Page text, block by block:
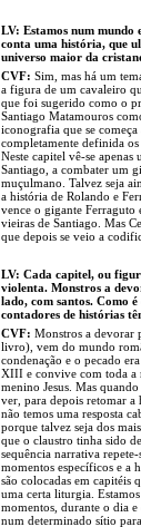
LV: Estamos num mundo
conta uma história, que
universo maior da
CVF: Sim, mas há um
a figura de um cavaleiro
que foi sugerido como o
Santiago Matamouros
iconografia que se
completamente definida
Neste capitel vê-se
Santiago, a combater um
muçulmano. Talvez seja
a história de Rolando e
vence o gigante Ferraguto
vieiras de Santiago. Mas
que depois se veio a
LV: Cada capitel, ou
violenta. Monstros a
lado, com santos. Como é
contadores de histórias
CVF: Monstros a devorar
livro), vem do mundo
condenação e o pecado
XIII e convive com toda a
menino Jesus. Mas
ver, para depois retomar a
não temos uma resposta
porque talvez seja dos
que o claustro tinha sido
sequência narrativa
momentos específicos e a
são colocadas em capitéis
uma certa liturgia.
momentos, durante o dia
num determinado sítio para